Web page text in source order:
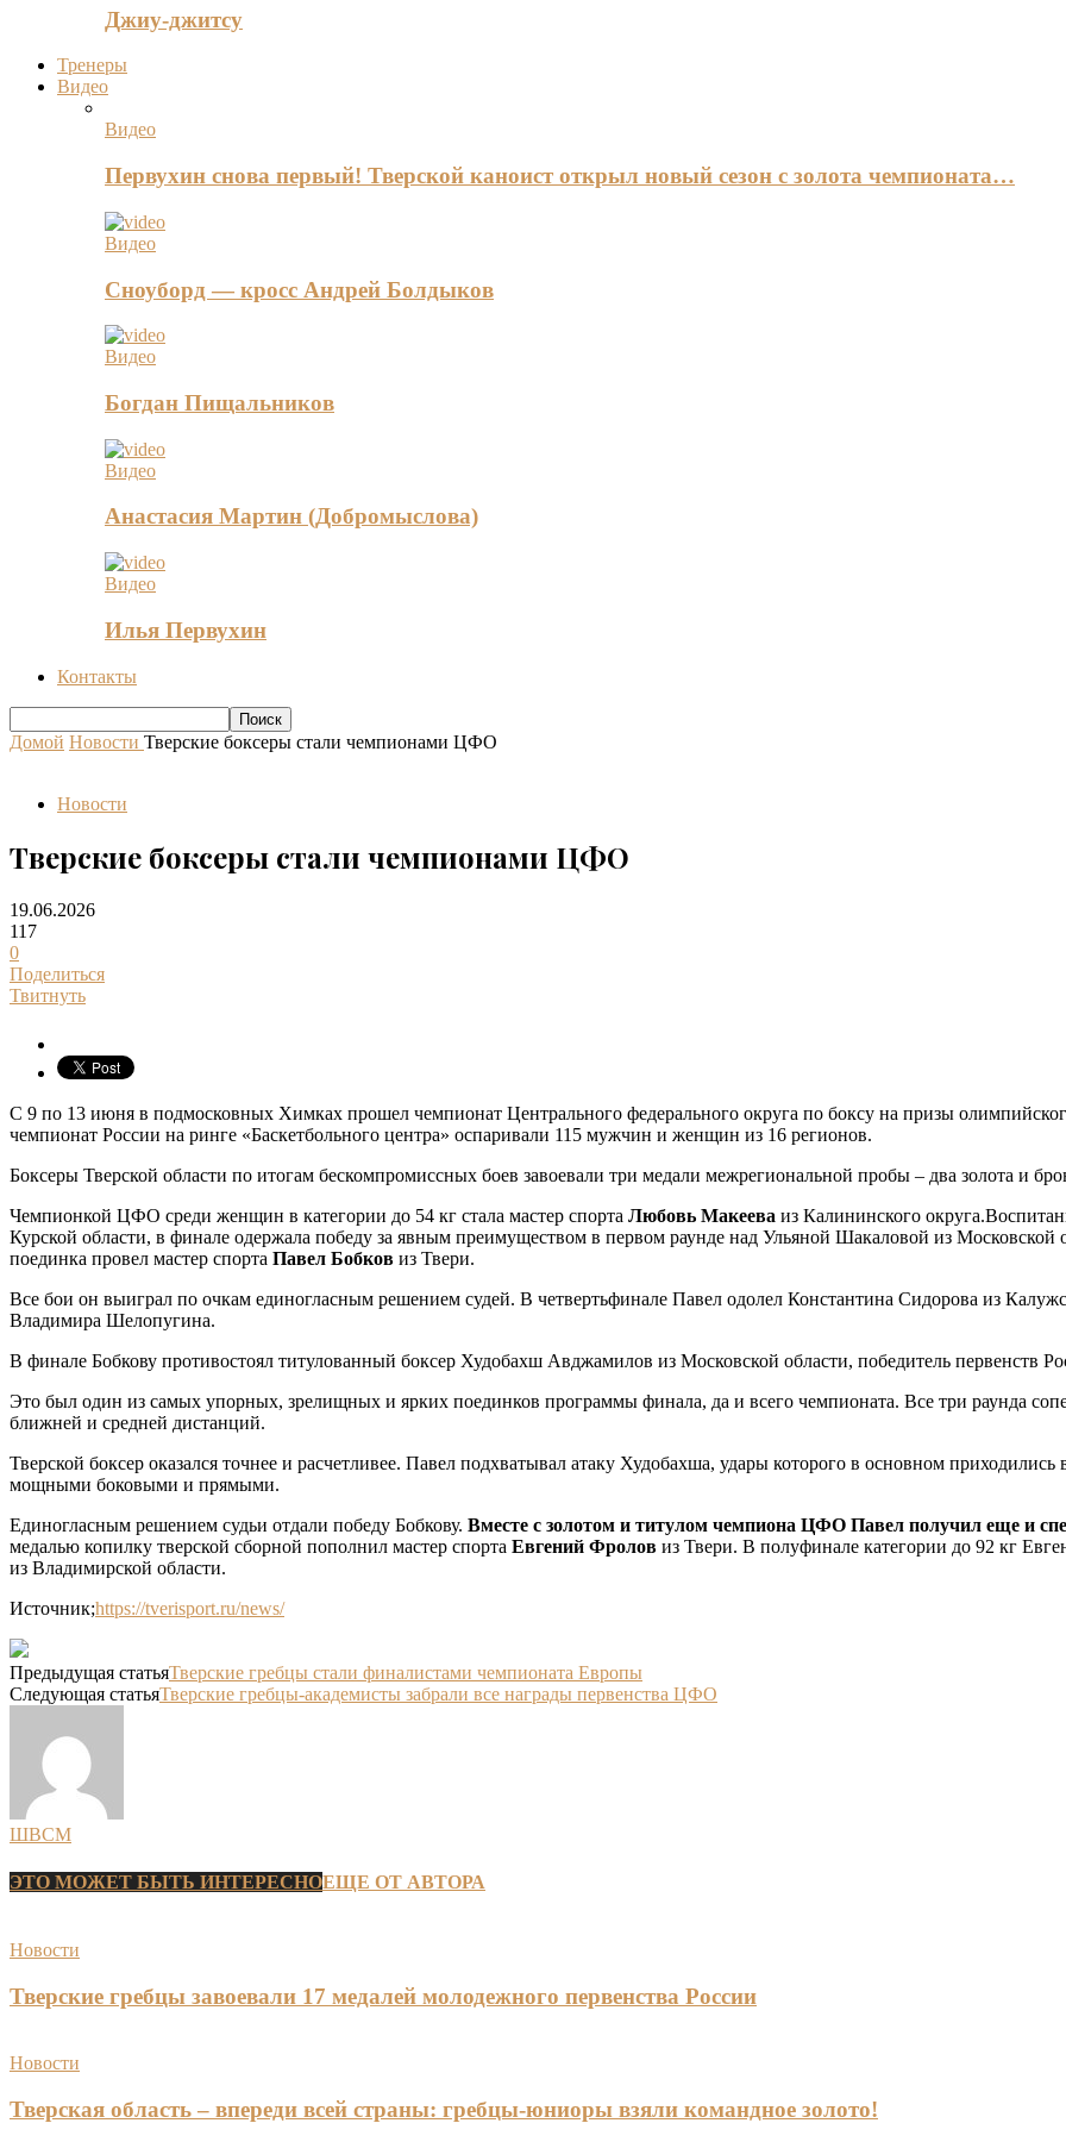
Джиу-джитсу
Тренеры
Видео
Видео
Первухин снова первый! Тверской каноист открыл новый сезон с золота чемпионата…
Видео
Сноуборд — кросс Андрей Болдыков
Видео
Богдан Пищальников
Видео
Анастасия Мартин (Добромыслова)
Видео
Илья Первухин
Контакты
Домой Новости Тверские боксеры стали чемпионами ЦФО
Новости
Тверские боксеры стали чемпионами ЦФО
19.06.2026
117
0
Поделиться
Твитнуть
С 9 по 13 июня в подмосковных Химках прошел чемпионат Центрального федерального округа по боксу на призы
чемпионат России на ринге «Баскетбольного центра» оспаривали 115 мужчин и женщин из 16 регионов.
Боксеры Тверской области по итогам бескомпромиссных боев завоевали три медали межрегиональной пробы – два золота и
Чемпионкой ЦФО среди женщин в категории до 54 кг стала мастер спорта Любовь Макеева из Калининского
Курской области, в финале одержала победу за явным преимуществом в первом раунде над Ульяной Шакаловой из
поединка провел мастер спорта Павел Бобков из Твери.
Все бои он выиграл по очкам единогласным решением судей. В четвертьфинале Павел одолел Константина Сидорова из
Владимира Шелопугина.
В финале Бобкову противостоял титулованный боксер Худобахш Авджамилов из Московской области, победитель первенств
Это был один из самых упорных, зрелищных и ярких поединков программы финала, да и всего чемпионата. Все три раунда
ближней и средней дистанций.
Тверской боксер оказался точнее и расчетливее. Павел подхватывал атаку Худобахша, удары которого в основном
мощными боковыми и прямыми.
Единогласным решением судьи отдали победу Бобкову. Вместе с золотом и титулом чемпиона ЦФО Павел получил еще и
медалью копилку тверской сборной пополнил мастер спорта Евгений Фролов из Твери. В полуфинале категории до 92 кг
из Владимирской области.
Источник;https://tverisport.ru/news/
Предыдущая статьяТверские гребцы стали финалистами чемпионата Европы
Следующая статьяТверские гребцы-академисты забрали все награды первенства ЦФО
ШВСМ
ЭТО МОЖЕТ БЫТЬ ИНТЕРЕСНОЕЩЕ ОТ АВТОРА
Новости
Тверские гребцы завоевали 17 медалей молодежного первенства России
Новости
Тверская область – впереди всей страны: гребцы-юниоры взяли командное золото!